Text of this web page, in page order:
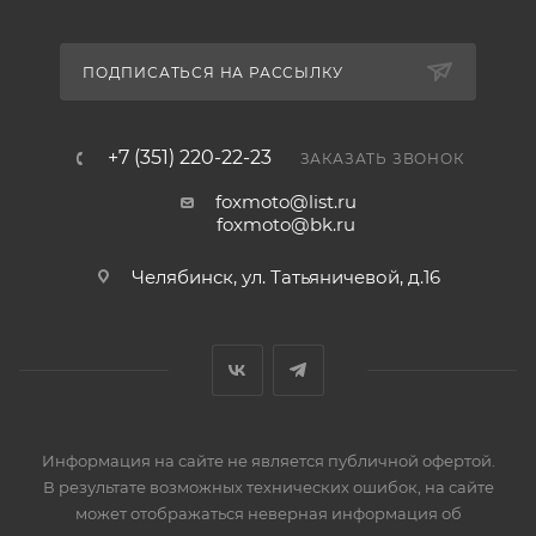
ПОДПИСАТЬСЯ НА РАССЫЛКУ
+7 (351) 220-22-23 ЗАКАЗАТЬ ЗВОНОК
foxmoto@list.ru
foxmoto@bk.ru
Челябинск, ул. Татьяничевой, д.16
Информация на сайте не является публичной офертой.
В результате возможных технических ошибок, на сайте
может отображаться неверная информация об